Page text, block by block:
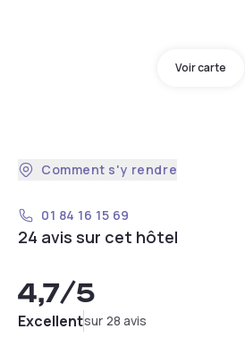
Voir carte
Comment s'y rendre
01 84 16 15 69
24 avis sur cet hôtel
4,7/5
Excellentsur 28 avis